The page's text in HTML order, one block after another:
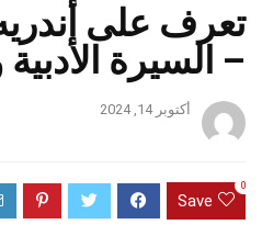
تعرف على
– السيرة
أكتوبر 14, 2024
Save
0